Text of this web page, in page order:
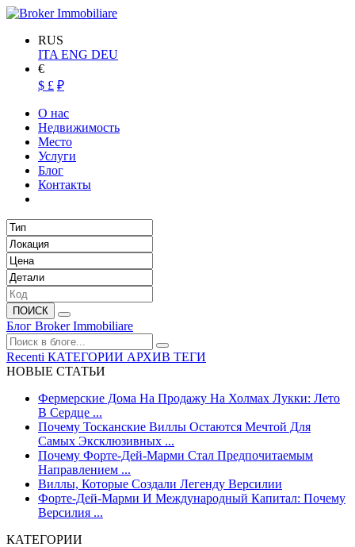
RUS
ITA ENG DEU
€
$ £ ₽
О нас
Недвижимость
Место
Услуги
Блог
Контакты
ПОИСК
Блог Broker Immobiliare
Recenti КАТЕГОРИИ АРХИВ ТЕГИ
НОВЫЕ СТАТЬИ
Фермерские Дома На Продажу На Холмах Лукки: Лето
В Сердце ...
Почему Тосканские Виллы Остаются Мечтой Для
Самых Эксклюзивных ...
Почему Форте-Дей-Марми Стал Предпочитаемым
Направлением ...
Виллы, Которые Создали Легенду Версилии
Форте-Дей-Марми И Международный Капитал: Почему
Версилия ...
КАТЕГОРИИ